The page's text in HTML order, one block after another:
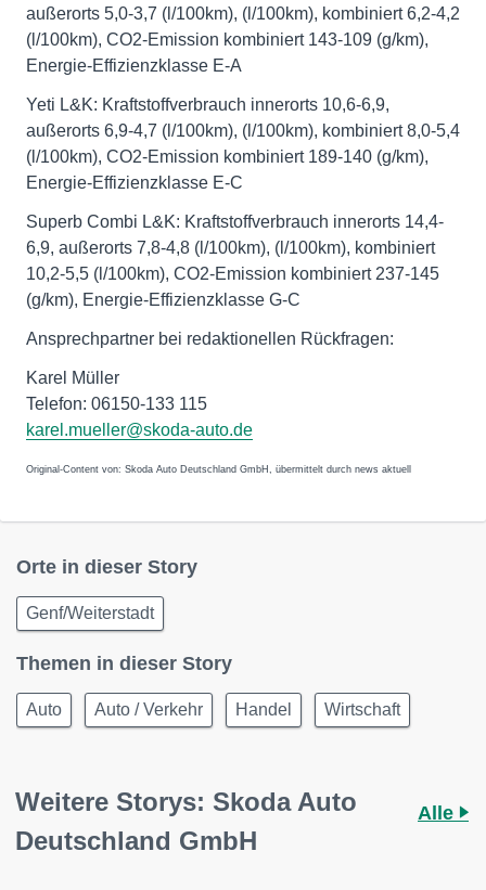
außerorts 5,0-3,7 (l/100km), (l/100km), kombiniert 6,2-4,2
(l/100km), CO2-Emission kombiniert 143-109 (g/km),
Energie-Effizienzklasse E-A
Yeti L&K: Kraftstoffverbrauch innerorts 10,6-6,9,
außerorts 6,9-4,7 (l/100km), (l/100km), kombiniert 8,0-5,4
(l/100km), CO2-Emission kombiniert 189-140 (g/km),
Energie-Effizienzklasse E-C
Superb Combi L&K: Kraftstoffverbrauch innerorts 14,4-
6,9, außerorts 7,8-4,8 (l/100km), (l/100km), kombiniert
10,2-5,5 (l/100km), CO2-Emission kombiniert 237-145
(g/km), Energie-Effizienzklasse G-C
Ansprechpartner bei redaktionellen Rückfragen:
Karel Müller
Telefon: 06150-133 115
karel.mueller@skoda-auto.de
Original-Content von: Skoda Auto Deutschland GmbH, übermittelt durch news aktuell
Orte in dieser Story
Genf/Weiterstadt
Themen in dieser Story
Auto Auto / Verkehr Handel Wirtschaft
Weitere Storys: Skoda Auto
Deutschland GmbH
Alle